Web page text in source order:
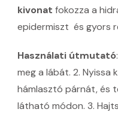
kivonat fokozza a
epidermiszt és gyors
Használati útmutató
meg a lábát. 2. Nyissa
hámlasztó párnát, és
látható módon. 3.